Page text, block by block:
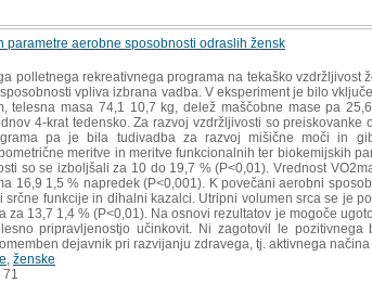
aerobne sposobnosti odraslih žensk
polletnega rekreativnega programa na tekaško vzdržljivost
vpliva izbrana vadba. V eksperiment je bilo
masa 74,1 10,7 kg, delež maščobne mase pa
4-krat tedensko. Za razvoj vzdržljivosti so
pa je bila tudivadba za razvoj mišične moči in
meritve in meritve funkcionalnih ter biokemijskih
so se izboljšali za 10 do 19,7 % (P<0,01). Vrednost
16,9 1,5 % napredek (P<0,001). K povečani aerobni
funkcije in dihalni kazalci. Utripni volumen srca se je
13,7 1,4 % (P<0,01). Na osnovi rezultatov je mogoče
pripravljenostjo učinkovit. Ni zagotovil le pozitivnega
dejavnik pri razvijanju zdravega, tj. aktivnega
ženske
71